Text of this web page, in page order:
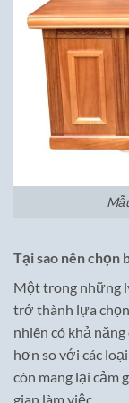
Tại sao nên chọn
Một trong những
trở thành lựa
nhiên có khả
hơn so với các
còn mang lại cảm
gian làm việc.